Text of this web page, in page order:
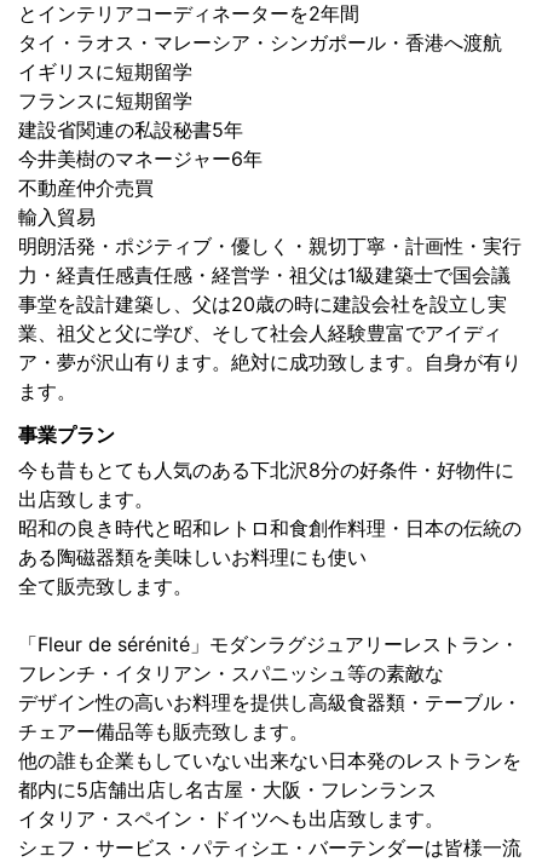
とインテリアコーディネーターを2年間
タイ・ラオス・マレーシア・シンガポール・香港へ渡航
イギリスに短期留学
フランスに短期留学
建設省関連の私設秘書5年
今井美樹のマネージャー6年
不動産仲介売買
輸入貿易
明朗活発・ポジティブ・優しく・親切丁寧・計画性・実行
力・経責任感責任感・経営学・祖父は1級建築士で国会議
事堂を設計建築し、父は20歳の時に建設会社を設立し実
業、祖父と父に学び、そして社会人経験豊富でアイディ
ア・夢が沢山有ります。絶対に成功致します。自身が有り
ます。
事業プラン
今も昔もとても人気のある下北沢8分の好条件・好物件に
出店致します。
昭和の良き時代と昭和レトロ和食創作料理・日本の伝統の
ある陶磁器類を美味しいお料理にも使い
全て販売致します。
「Fleur de sérénité」モダンラグジュアリーレストラン・
フレンチ・イタリアン・スパニッシュ等の素敵な
デザイン性の高いお料理を提供し高級食器類・テーブル・
チェアー備品等も販売致します。
他の誰も企業もしていない出来ない日本発のレストランを
都内に5店舗出店し名古屋・大阪・フレンランス
イタリア・スペイン・ドイツへも出店致します。
シェフ・サービス・パティシエ・バーテンダーは皆様一流